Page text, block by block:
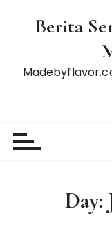
Berita
Day: